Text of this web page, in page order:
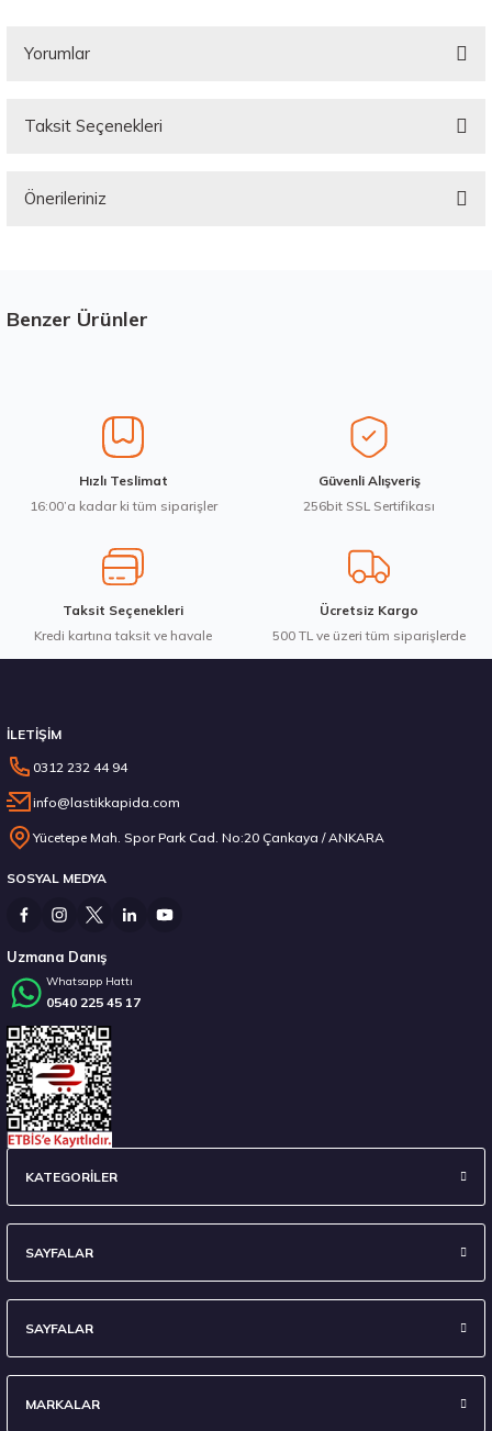
Yorumlar
Taksit Seçenekleri
Önerileriniz
Görüş ve önerileriniz için teşekkür ederiz.
Ürün bilgilerinde hatalar bulunuyor.
Ürün fiyatı diğer sitelerden daha pahalı.
Bu ürüne benzer farklı alternatifler olmalı.
Benzer Ürünler
Bridgestone 275/35R21 103V XL Blizzak LM005 Kış 2023
14.987,50 ₺
12.471,80 ₺
Stokta 2 Adet
Hızlı Teslimat
16:00’a kadar ki tüm siparişler
Güvenli Alışveriş
256bit SSL Sertifikası
Taksit Seçenekleri
Kredi kartına taksit ve havale
Ücretsiz Kargo
500 TL ve üzeri tüm siparişlerde
İLETİŞİM
0312 232 44 94
info@lastikkapida.com
Yücetepe Mah. Spor Park Cad. No:20 Çankaya / ANKARA
SOSYAL MEDYA
Uzmana Danış
Whatsapp Hattı
0540 225 45 17
KATEGORİLER
SAYFALAR
SAYFALAR
MARKALAR